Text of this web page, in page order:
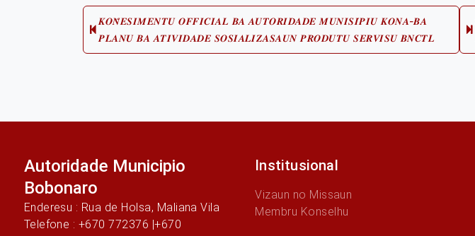
Post
Previous
post:
𝑲𝑶𝑵̃𝑬𝑺𝑰𝑴𝑬𝑵𝑻𝑼 𝑶𝑭𝑭𝑰𝑪𝑰𝑨𝑳 𝑩𝑨 𝑨𝑼𝑻𝑶𝑹𝑰𝑫𝑨𝑫𝑬 𝑴𝑼𝑵𝑰𝑺𝑰́𝑷𝑰𝑼 𝑲𝑶𝑵𝑨-𝑩𝑨
𝑷𝑳𝑨𝑵𝑼 𝑩𝑨 𝑨𝑻𝑰𝑽𝑰𝑫𝑨𝑫𝑬 𝑺𝑶𝑺𝑰𝑨𝑳𝑰𝒁𝑨𝑺𝑨𝑼𝑵 𝑷𝑹𝑶𝑫𝑼𝑻𝑼 𝑺𝑬𝑹𝑽𝑰𝑺𝑼 𝑩𝑵𝑪𝑻𝑳
Autoridade Municipio
Bobonaro
Enderesu : Rua de Holsa, Maliana Vila
Telefone : +670 772376 |+670
Institusional
Vizaun no Missaun
Membru Konselhu